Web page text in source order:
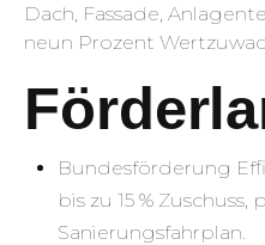
Dach, Fassade,
neun Prozent
Bundesförderung
bis zu 15 %
Sanierungsfahrplan.